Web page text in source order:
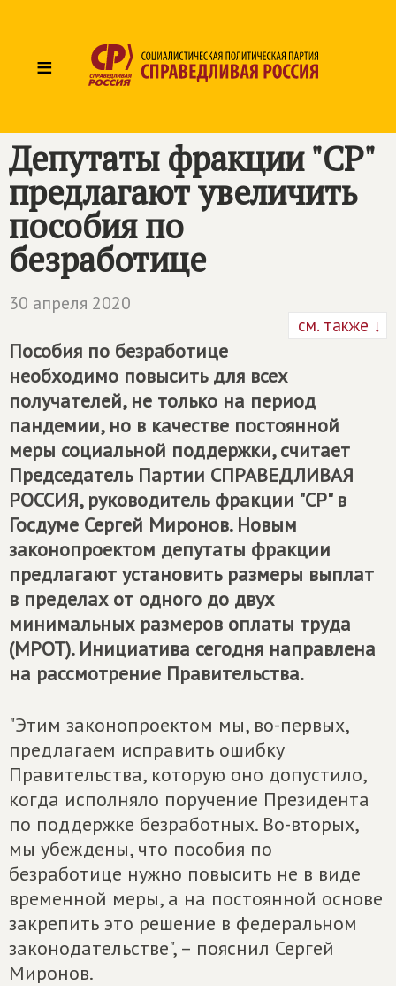
≡
Депутаты фракции "СР"
предлагают увеличить
пособия по
безработице
30 апреля 2020
см. также ↓
Пособия по безработице
необходимо повысить для всех
получателей, не только на период
пандемии, но в качестве постоянной
меры социальной поддержки, считает
Председатель Партии СПРАВЕДЛИВАЯ
РОССИЯ, руководитель фракции "СР" в
Госдуме Сергей Миронов. Новым
законопроектом депутаты фракции
предлагают установить размеры выплат
в пределах от одного до двух
минимальных размеров оплаты труда
(МРОТ). Инициатива сегодня направлена
на рассмотрение Правительства.
"Этим законопроектом мы, во-первых,
предлагаем исправить ошибку
Правительства, которую оно допустило,
когда исполняло поручение Президента
по поддержке безработных. Во-вторых,
мы убеждены, что пособия по
безработице нужно повысить не в виде
временной меры, а на постоянной основе
закрепить это решение в федеральном
законодательстве", – пояснил Сергей
Миронов.